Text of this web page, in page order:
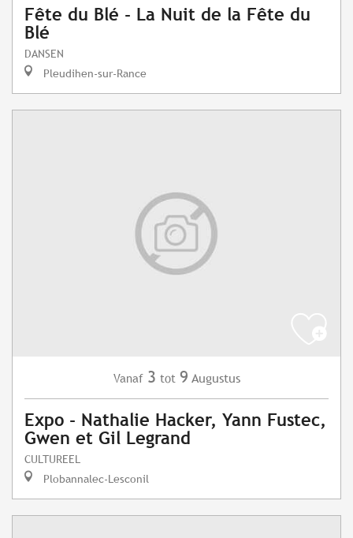
Fête du Blé - La Nuit de la Fête du
Blé
DANSEN
Pleudihen-sur-Rance
Vanaf 3 tot 9 Augustus
Expo - Nathalie Hacker, Yann Fustec,
Gwen et Gil Legrand
CULTUREEL
Plobannalec-Lesconil